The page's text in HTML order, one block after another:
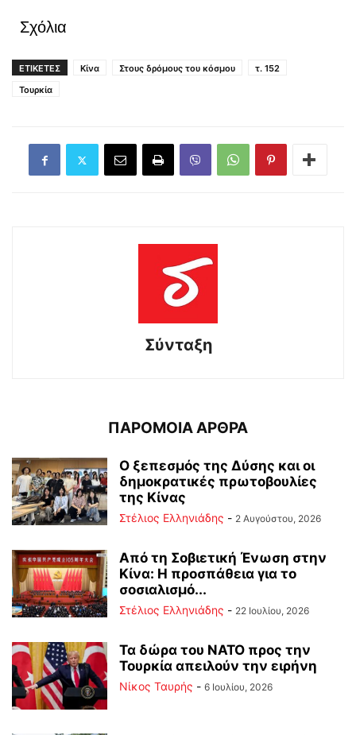
Σχόλια
ΕΤΙΚΕΤΕΣ Κίνα Στους δρόμους του κόσμου
τ. 152
Τουρκία
Σύνταξη
ΠΑΡΟΜΟΙΑ ΑΡΘΡΑ
Ο ξεπεσμός της Δύσης και οι
δημοκρατικές πρωτοβουλίες
της Κίνας
Στέλιος Ελληνιάδης - 2 Αυγούστου, 2026
Από τη Σοβιετική Ένωση στην
Κίνα: Η προσπάθεια για το
σοσιαλισμό...
Στέλιος Ελληνιάδης - 22 Ιουλίου, 2026
Τα δώρα του ΝΑΤΟ προς την
Τουρκία απειλούν την ειρήνη
Νίκος Ταυρής - 6 Ιουλίου, 2026